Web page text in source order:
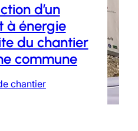
d’un
à énergie
du chantier
commune
chantier